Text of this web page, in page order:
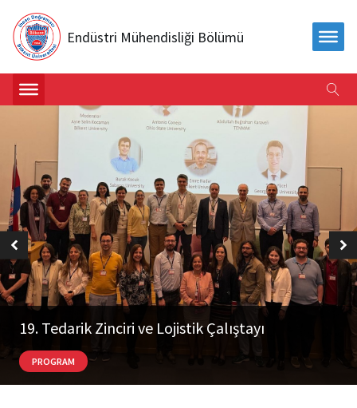
Endüstri Mühendisliği Bölümü
19. Tedarik Zinciri ve Lojistik Çalıştayı
PROGRAM